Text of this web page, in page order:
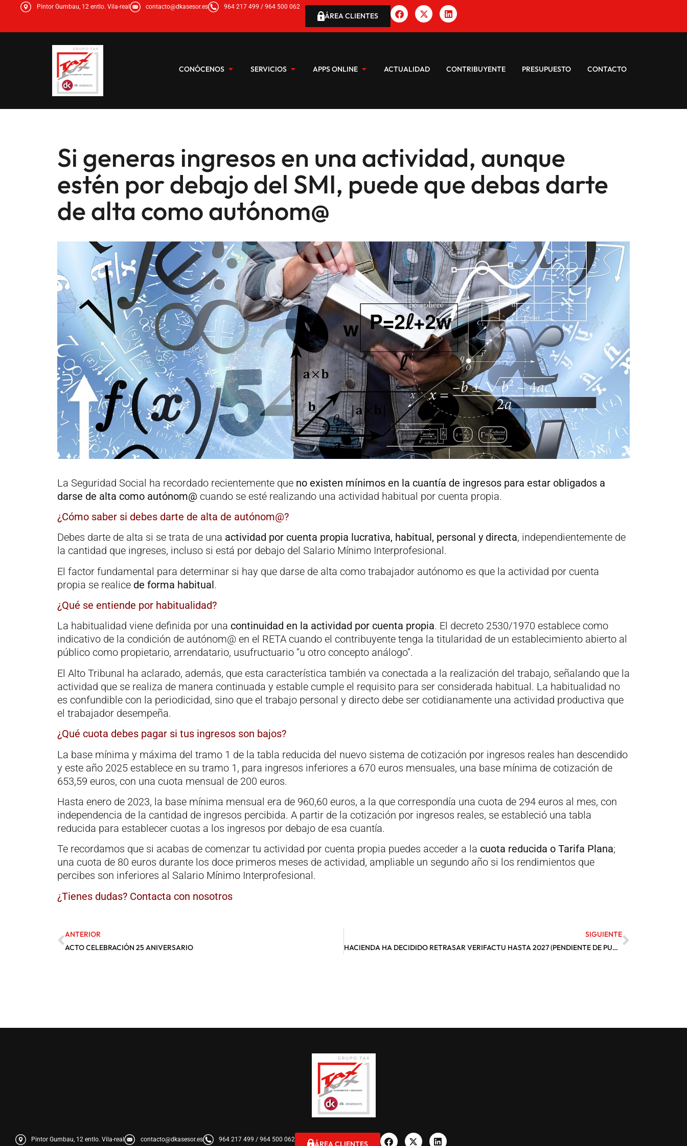
Pintor Gumbau, 12 entlo. Vila-real contacto@dkasesor.es 964 217 499 / 964 500 062
ÁREA CLIENTES
CONÓCENOS SERVICIOS APPS ONLINE ACTUALIDAD CONTRIBUYENTE PRESUPUESTO CONTACTO
Si generas ingresos en una actividad, aunque
estén por debajo del SMI, puede que debas darte
de alta como autónom@
La Seguridad Social ha recordado recientemente que no existen mínimos en la cuantía de ingresos para estar obligados a
darse de alta como autónom@ cuando se esté realizando una actividad habitual por cuenta propia.
¿Cómo saber si debes darte de alta de autónom@?
Debes darte de alta si se trata de una actividad por cuenta propia lucrativa, habitual, personal y directa, independientemente de
la cantidad que ingreses, incluso si está por debajo del Salario Mínimo Interprofesional.
El factor fundamental para determinar si hay que darse de alta como trabajador autónomo es que la actividad por cuenta
propia se realice de forma habitual.
¿Qué se entiende por habitualidad?
La habitualidad viene definida por una continuidad en la actividad por cuenta propia. El decreto 2530/1970 establece como
indicativo de la condición de autónom@ en el RETA cuando el contribuyente tenga la titularidad de un establecimiento abierto al
público como propietario, arrendatario, usufructuario “u otro concepto análogo”.
El Alto Tribunal ha aclarado, además, que esta característica también va conectada a la realización del trabajo, señalando que la
actividad que se realiza de manera continuada y estable cumple el requisito para ser considerada habitual. La habitualidad no
es confundible con la periodicidad, sino que el trabajo personal y directo debe ser cotidianamente una actividad productiva que
el trabajador desempeña.
¿Qué cuota debes pagar si tus ingresos son bajos?
La base mínima y máxima del tramo 1 de la tabla reducida del nuevo sistema de cotización por ingresos reales han descendido
y este año 2025 establece en su tramo 1, para ingresos inferiores a 670 euros mensuales, una base mínima de cotización de
653,59 euros, con una cuota mensual de 200 euros.
Hasta enero de 2023, la base mínima mensual era de 960,60 euros, a la que correspondía una cuota de 294 euros al mes, con
independencia de la cantidad de ingresos percibida. A partir de la cotización por ingresos reales, se estableció una tabla
reducida para establecer cuotas a los ingresos por debajo de esa cuantía.
Te recordamos que si acabas de comenzar tu actividad por cuenta propia puedes acceder a la cuota reducida o Tarifa Plana;
una cuota de 80 euros durante los doce primeros meses de actividad, ampliable un segundo año si los rendimientos que
percibes son inferiores al Salario Mínimo Interprofesional.
¿Tienes dudas? Contacta con nosotros
ANTERIOR
ACTO CELEBRACIÓN 25 ANIVERSARIO
SIGUIENTE
HACIENDA HA DECIDIDO RETRASAR VERIFACTU HASTA 2027 (PENDIENTE DE PUBLICACIÓN EN EL BOE)
Pintor Gumbau, 12 entlo. Vila-real contacto@dkasesor.es 964 217 499 / 964 500 062 ÁREA CLIENTES